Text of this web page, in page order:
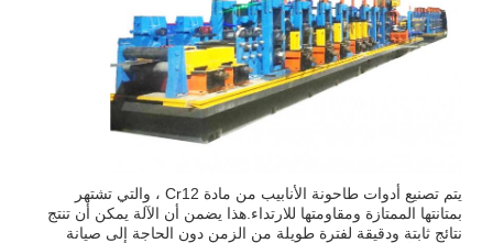
يتم تصنيع أدوات طاحونة الأنابيب من مادة Cr12 ، والتي تشتهر
بمتانتها الممتازة ومقاومتها للارتداء.هذا يضمن أن الآلة يمكن أن تنتج
نتائج ثابتة ودقيقة لفترة طويلة من الزمن دون الحاجة إلى صيانة